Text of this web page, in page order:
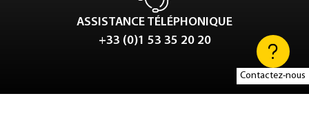
Contactez-nous
ASSISTANCE TÉLÉPHONIQUE
+33 (0)1 53 35 20 20